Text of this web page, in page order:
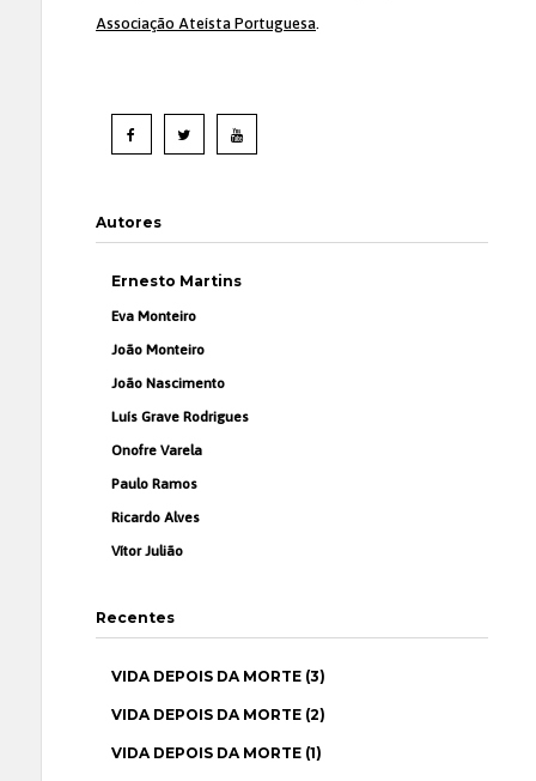
Associação Ateísta Portuguesa.
Autores
Ernesto Martins
Eva Monteiro
João Monteiro
João Nascimento
Luís Grave Rodrigues
Onofre Varela
Paulo Ramos
Ricardo Alves
Vítor Julião
Recentes
VIDA DEPOIS DA MORTE (3)
VIDA DEPOIS DA MORTE (2)
VIDA DEPOIS DA MORTE (1)